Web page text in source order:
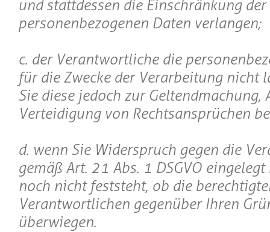
und stattdessen die Einschränkung
personenbezogenen Daten verlangen;
c. der Verantwortliche die
für die Zwecke der Verarbeitung nicht
Sie diese jedoch zur Geltendmachung,
Verteidigung von Rechtsansprüchen
d. wenn Sie Widerspruch gegen die
gemäß Art. 21 Abs. 1 DSGVO
noch nicht feststeht, ob die
Verantwortlichen gegenüber Ihren
überwiegen.